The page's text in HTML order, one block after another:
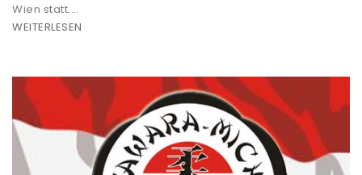
Wien statt.…
WEITERLESEN